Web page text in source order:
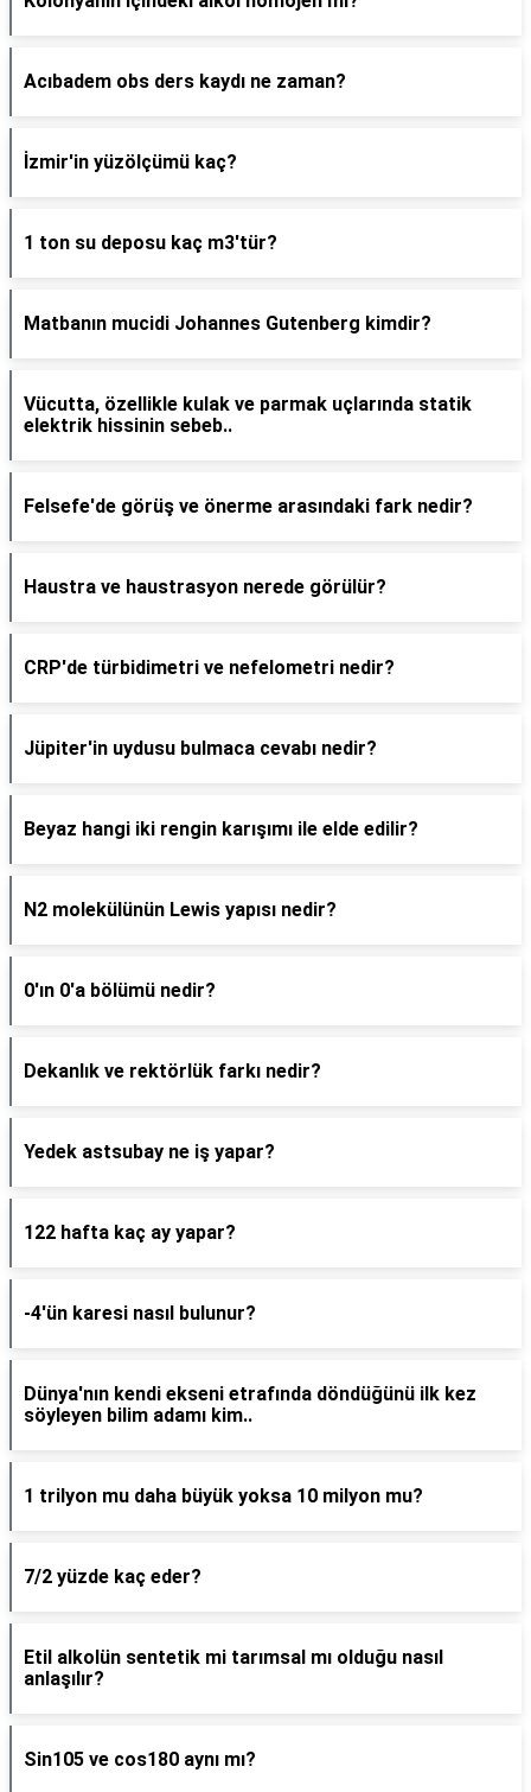
Acıbadem obs ders kaydı ne zaman?
İzmir'in yüzölçümü kaç?
1 ton su deposu kaç m3'tür?
Matbanın mucidi Johannes Gutenberg kimdir?
Vücutta, özellikle kulak ve parmak uçlarında statik
elektrik hissinin sebeb..
Felsefe'de görüş ve önerme arasındaki fark nedir?
Haustra ve haustrasyon nerede görülür?
CRP'de türbidimetri ve nefelometri nedir?
Jüpiter'in uydusu bulmaca cevabı nedir?
Beyaz hangi iki rengin karışımı ile elde edilir?
N2 molekülünün Lewis yapısı nedir?
0'ın 0'a bölümü nedir?
Dekanlık ve rektörlük farkı nedir?
Yedek astsubay ne iş yapar?
122 hafta kaç ay yapar?
-4'ün karesi nasıl bulunur?
Dünya'nın kendi ekseni etrafında döndüğünü ilk kez
söyleyen bilim adamı kim..
1 trilyon mu daha büyük yoksa 10 milyon mu?
7/2 yüzde kaç eder?
Etil alkolün sentetik mi tarımsal mı olduğu nasıl
anlaşılır?
Sin105 ve cos180 aynı mı?